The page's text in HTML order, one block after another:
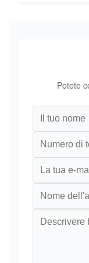
Potete